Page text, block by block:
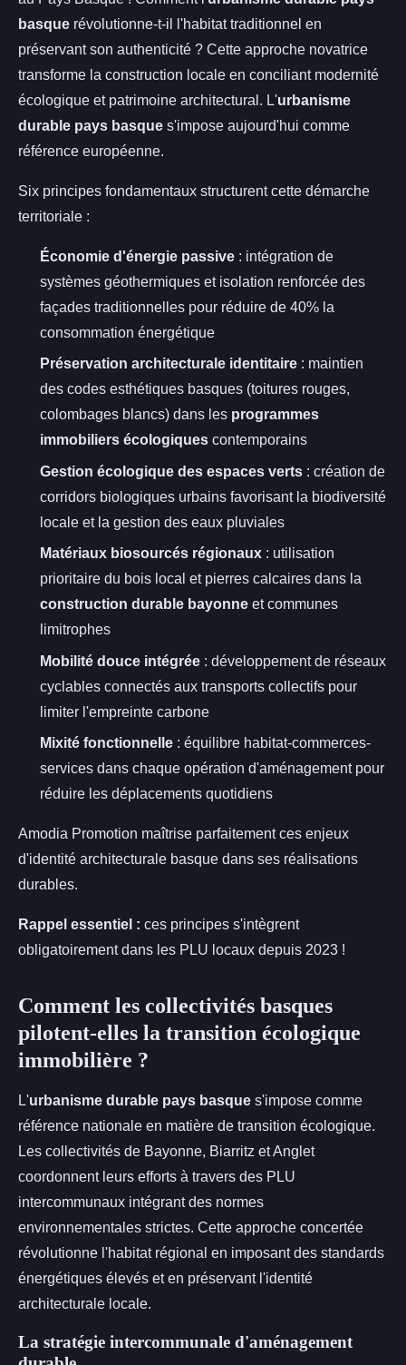
basque révolutionne-t-il l'habitat traditionnel en
préservant son authenticité ? Cette approche novatrice
transforme la construction locale en conciliant modernité
écologique et patrimoine architectural. L'urbanisme
durable pays basque s'impose aujourd'hui comme
référence européenne.
Six principes fondamentaux structurent cette démarche
territoriale :
Économie d'énergie passive : intégration de
systèmes géothermiques et isolation renforcée des
façades traditionnelles pour réduire de 40% la
consommation énergétique
Préservation architecturale identitaire : maintien
des codes esthétiques basques (toitures rouges,
colombages blancs) dans les programmes
immobiliers écologiques contemporains
Gestion écologique des espaces verts : création de
corridors biologiques urbains favorisant la biodiversité
locale et la gestion des eaux pluviales
Matériaux biosourcés régionaux : utilisation
prioritaire du bois local et pierres calcaires dans la
construction durable bayonne et communes
limitrophes
Mobilité douce intégrée : développement de réseaux
cyclables connectés aux transports collectifs pour
limiter l'empreinte carbone
Mixité fonctionnelle : équilibre habitat-commerces-
services dans chaque opération d'aménagement pour
réduire les déplacements quotidiens
Amodia Promotion maîtrise parfaitement ces enjeux
d'identité architecturale basque dans ses réalisations
durables.
Rappel essentiel : ces principes s'intègrent
obligatoirement dans les PLU locaux depuis 2023 !
Comment les collectivités basques
pilotent-elles la transition écologique
immobilière ?
L'urbanisme durable pays basque s'impose comme
référence nationale en matière de transition écologique.
Les collectivités de Bayonne, Biarritz et Anglet
coordonnent leurs efforts à travers des PLU
intercommunaux intégrant des normes
environnementales strictes. Cette approche concertée
révolutionne l'habitat régional en imposant des standards
énergétiques élevés et en préservant l'identité
architecturale locale.
La stratégie intercommunale d'aménagement